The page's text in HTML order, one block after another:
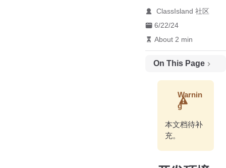
ClassIsland 社区
6/22/24
About 2 min
On This Page
开发环境
开始开发插件
Warnin
g
本文档待补
充。